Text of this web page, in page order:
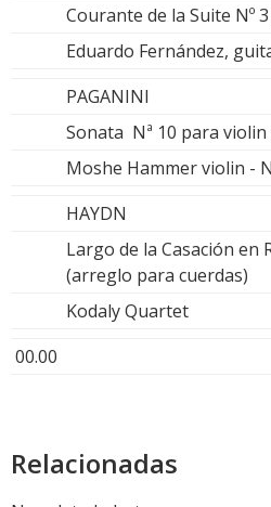
Courante de la Suite Nº
Eduardo Fernández,
PAGANINI
Sonata Nª 10 para
Moshe Hammer violin -
HAYDN
Largo de la Casación en
(arreglo para cuerdas)
Kodaly Quartet
00.00
Relacionadas